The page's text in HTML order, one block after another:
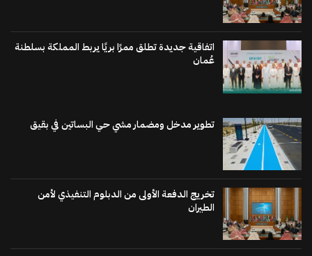
اتفاقية جديدة تطلق ممرًا بريًا يربط المملكة بسلطنة
عُمان
تطوير مدخل ومضمار مشي حي البساتين في بقيق
تخريج الدفعة الأولى من الدبلوم التنفيذي لأمن
الطيران